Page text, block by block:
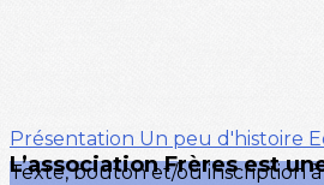
Texte, bouton et/ou inscription
Présentation Un peu d'histoire
L’association Frères est